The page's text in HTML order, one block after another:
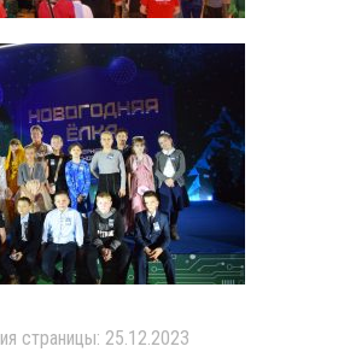
страницы: 25.12.2023